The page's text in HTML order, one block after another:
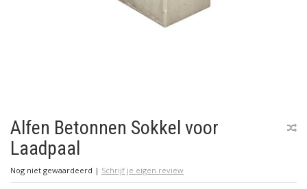
Alfen Betonnen Sokkel voor
Laadpaal
Nog niet gewaardeerd | Schrijf je eigen review